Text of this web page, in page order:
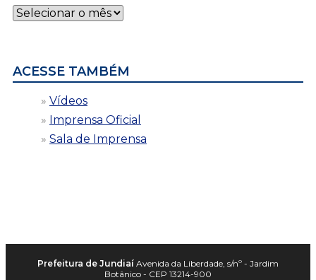
Notícias
por
ACESSE TAMBÉM
Vídeos
Imprensa Oficial
Sala de Imprensa
Prefeitura de Jundiaí Avenida da Liberdade, s/nº - Jardim
Botânico - CEP 13214-900